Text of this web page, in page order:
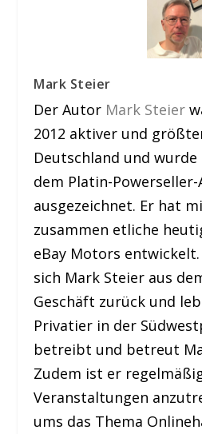
Mark Steier
Der Autor Mark Steier
2012 aktiver und
Deutschland und
dem Platin-Powerseller-
ausgezeichnet. Er hat
zusammen etliche
eBay Motors entwickelt.
sich Mark Steier aus
Geschäft zurück und
Privatier in der
betreibt und betreut
Zudem ist er
Veranstaltungen
ums das Thema